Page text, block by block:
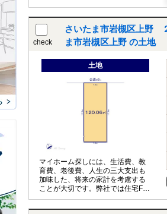
check
さいたま市岩槻区上野
ま市岩槻区上野 の土地
土地
マイホーム探しには、生活費、教
育費、老後費、人生の三大支出も
加味した、将来の家計を考慮する
ことが大切です。弊社では住宅FP